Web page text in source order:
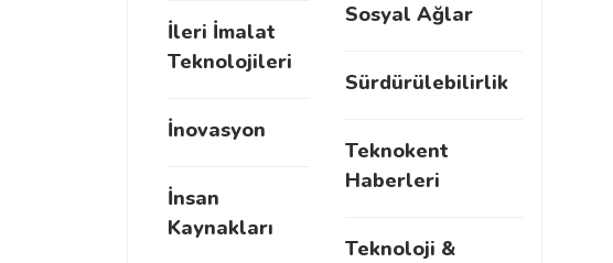
İleri İmalat
Teknolojileri
İnovasyon
İnsan
Kaynakları
Sosyal Ağlar
Sürdürülebilirlik
Teknokent
Haberleri
Teknoloji &